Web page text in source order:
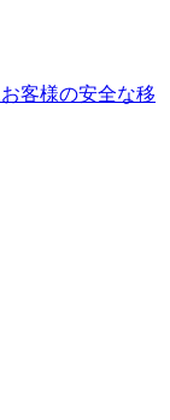
客様の安全な移